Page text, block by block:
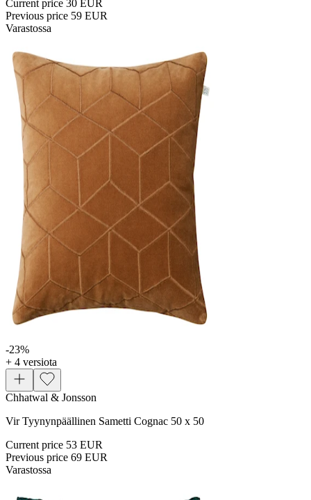
Current price 30 EUR
Previous price 59 EUR
Varastossa
-23%
+ 4 versiota
Chhatwal & Jonsson
Vir Tyynynpäällinen Sametti Cognac 50 x 50
Current price 53 EUR
Previous price 69 EUR
Varastossa